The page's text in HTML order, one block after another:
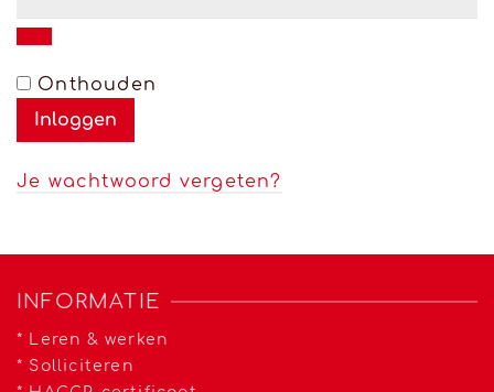
Alternative:
Onthouden
Inloggen
Je wachtwoord vergeten?
INFORMATIE
* Leren & werken
* Solliciteren